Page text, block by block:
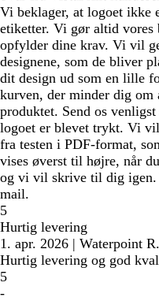
Vi beklager, at logoet ikke
etiketter. Vi gør altid vores
opfylder dine krav. Vi vil
designene, som de bliver
dit design ud som en lille
kurven, der minder dig
produktet. Send os
logoet er blevet trykt. Vi
fra testen i PDF-format,
vises øverst til højre, når
og vi vil skrive til dig igen.
mail.
5
Hurtig levering
1. apr. 2026 | Waterpoint R.
Hurtig levering og god
5
-